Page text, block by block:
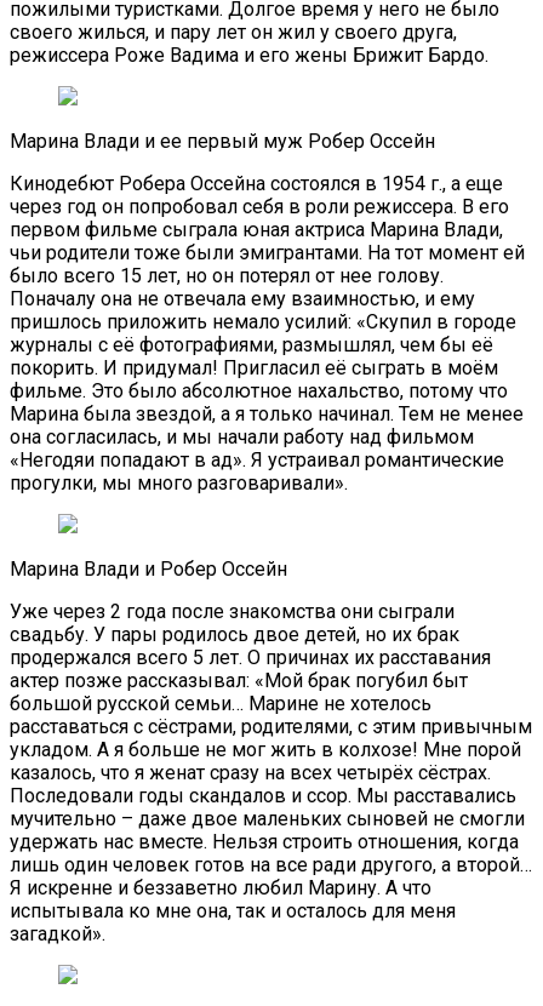
пожилыми туристками. Долгое время у него не было
своего жилься, и пару лет он жил у своего друга,
режиссера Роже Вадима и его жены Брижит Бардо.
Марина Влади и ее первый муж Робер Оссейн
Кинодебют Робера Оссейна состоялся в 1954 г., а еще
через год он попробовал себя в роли режиссера. В его
первом фильме сыграла юная актриса Марина Влади,
чьи родители тоже были эмигрантами. На тот момент ей
было всего 15 лет, но он потерял от нее голову.
Поначалу она не отвечала ему взаимностью, и ему
пришлось приложить немало усилий: «Скупил в городе
журналы с её фотографиями, размышлял, чем бы её
покорить. И придумал! Пригласил её сыграть в моём
фильме. Это было абсолютное нахальство, потому что
Марина была звездой, а я только начинал. Тем не менее
она согласилась, и мы начали работу над фильмом
«Негодяи попадают в ад». Я устраивал романтические
прогулки, мы много разговаривали».
Марина Влади и Робер Оссейн
Уже через 2 года после знакомства они сыграли
свадьбу. У пары родилось двое детей, но их брак
продержался всего 5 лет. О причинах их расставания
актер позже рассказывал: «Мой брак погубил быт
большой русской семьи… Марине не хотелось
расставаться с сёстрами, родителями, с этим привычным
укладом. А я больше не мог жить в колхозе! Мне порой
казалось, что я женат сразу на всех четырёх сёстрах.
Последовали годы скандалов и ссор. Мы расставались
мучительно – даже двое маленьких сыновей не смогли
удержать нас вместе. Нельзя строить отношения, когда
лишь один человек готов на все ради другого, а второй…
Я искренне и беззаветно любил Марину. А что
испытывала ко мне она, так и осталось для меня
загадкой».